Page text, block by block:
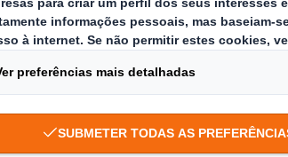
informação?
nos